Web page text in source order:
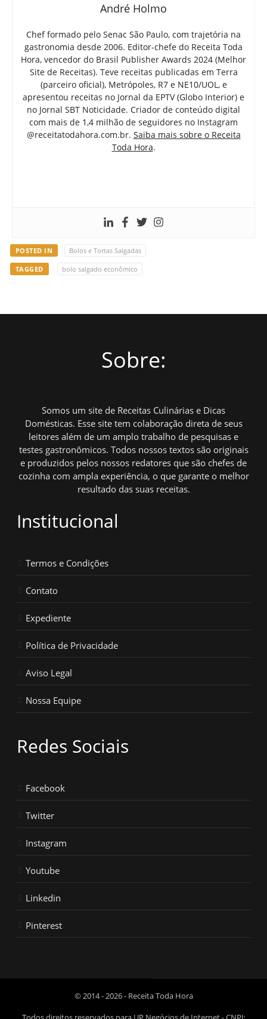
André Holmo
Chef formado pelo Senac São Paulo, com trajetória na
gastronomia desde 2006. Editor-chefe do Receita Toda
Hora, vencedor do Brasil Publisher Awards 2024 (Melhor
Site de Receitas). Teve receitas publicadas em Terra
(parceiro oficial), Metrópoles, R7 e NE10/UOL, e
apresentou receitas no Jornal da EPTV (Globo Interior) e
no Jornal SBT Noticidade. Criador de conteúdo digital
com mais de 1,4 milhão de seguidores no Instagram
@receitatodahora.com.br. Saiba mais sobre o Receita
Toda Hora.
POSTED IN Bolos e Tortas Salgadas
TAGGED bolo salgado econômico
Sobre:
Somos um site de Receitas Culinárias e Dicas
Domésticas. Esse site tem colaboração direta de seus
leitores além de um amplo trabalho de pesquisas e
testes gastronômicos. Todos nossos textos são originais
e produzidos pelos nossos redatores que são chefes de
cozinha com ampla experiência, o que garante o melhor
resultado das suas receitas.
Institucional
Termos e Condições
Contato
Expediente
Política de Privacidade
Aviso Legal
Nossa Equipe
Redes Sociais
Facebook
Twitter
Instagram
Youtube
Linkedin
Pinterest
© 2014 - 2026 - Receita Toda Hora